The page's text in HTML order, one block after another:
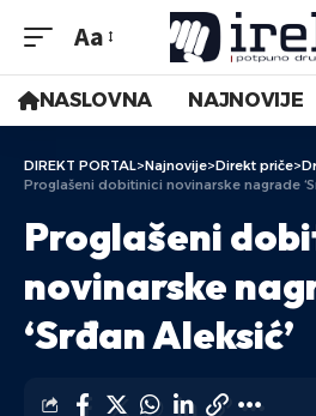
Aa
NASLOVNA NAJNOVIJE
DIREKT PORTAL>Najnovije>Direkt priče>
Proglašeni dobitinici novinarske nagrade
Proglašeni
novinarske
‘Srđan Aleksić’